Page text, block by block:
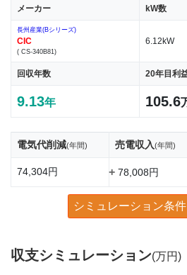
メーカー kW数
長州産業(Bシリーズ)
CIC
( CS-340B81)
6.12kW
回収年数 20年目利
9.13年 105.6
電気代削減(年間) 売電収入(年間)
74,304円 +78,008円
シミュレーション条
収支シミュレーション(万円)